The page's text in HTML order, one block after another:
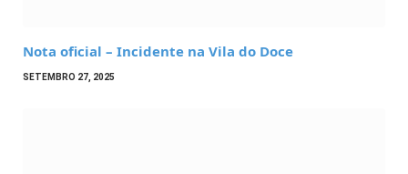
Nota oficial – Incidente na Vila do Doce
SETEMBRO 27, 2025